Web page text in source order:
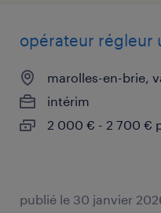
opérateur régleur
marolles-en-brie,
intérim
2 000 € - 2 700 €
publié le 30 janvier